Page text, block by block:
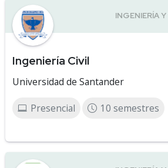
Ingeniería Civil
Universidad de Santander
Presencial 10 semestres